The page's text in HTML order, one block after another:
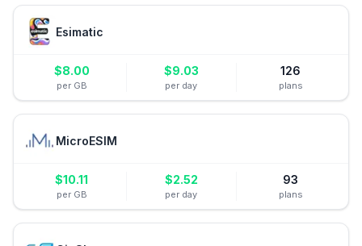
Esimatic
$8.00
per GB
$9.03
per day
126
plans
MicroESIM
$10.11
per GB
$2.52
per day
93
plans